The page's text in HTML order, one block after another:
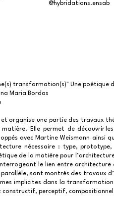
@hybridations.ensab
transformation(s)" Une poétique
Maria Bordas
organise une partie des travaux
Elle permet de découvrir
avec Martine Weismann
nécessaire : type,
de la matière pour
le lien entre
sont montrés des travaux
implicites dans la
constructif, perceptif,